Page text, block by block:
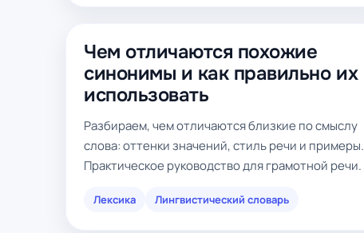
Чем отличаются похожие
синонимы и как правильно их
использовать
Разбираем, чем отличаются близкие по смыслу
слова: оттенки значений, стиль речи и примеры.
Практическое руководство для грамотной речи.
Лексика Лингвистический словарь